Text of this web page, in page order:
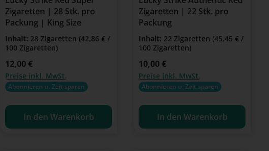
Zigaretten | 28 Stk. pro
Packung | King Size
Inhalt: 28 Zigaretten (42,86 € /
100 Zigaretten)
Regulärer Preis:
12,00 €
Preise inkl. MwSt.
Abonnieren u. Zeit sparen
In den Warenkorb
Zigaretten | 22 Stk. pro
Packung
Inhalt: 22 Zigaretten (45,45 € /
100 Zigaretten)
Regulärer Preis:
10,00 €
Preise inkl. MwSt.
Abonnieren u. Zeit sparen
In den Warenkorb